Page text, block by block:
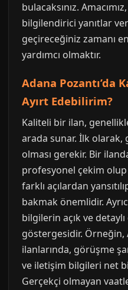
bulacaksınız.
bilgilendirici yanıtlar
geçireceğiniz zamanı
yardımcı olmaktır.
Adana Pozantı’da
Ayırt Edebilirim?
Kaliteli bir ilan,
arada sunar. İlk olarak,
olması gerekir. Bir
profesyonel çekim olup
farklı açılardan
bakmak önemlidir.
bilgilerin açık ve
göstergesidir. Örneğin,
ilanlarında, görüşme
ve iletişim bilgileri net
Gerçekçi olmayan